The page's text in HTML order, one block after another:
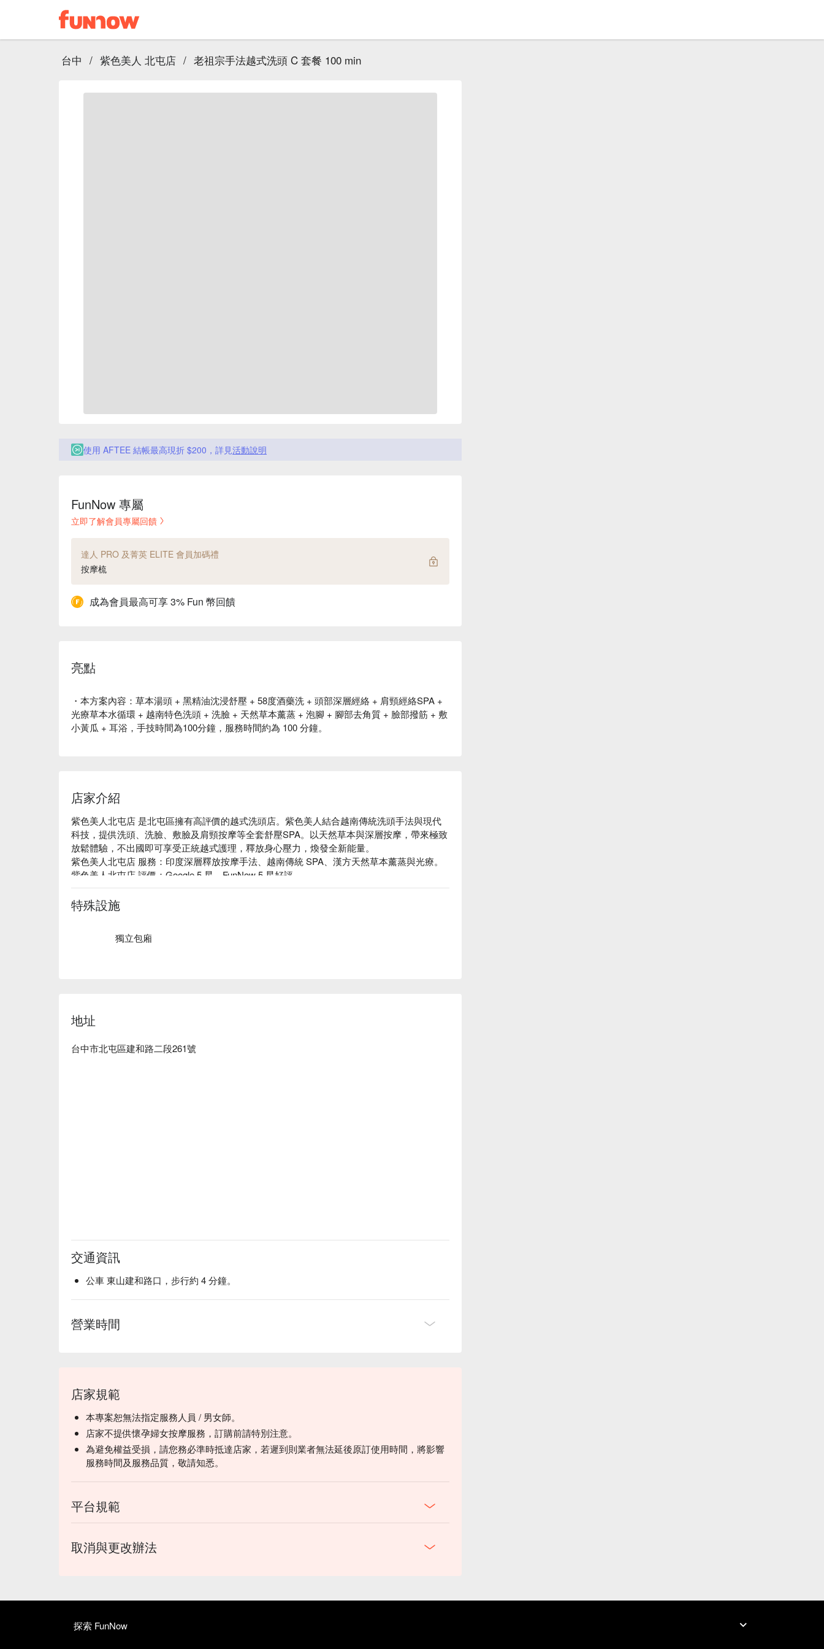
台中 / 紫色美人 北屯店 / 老祖宗手法越式洗頭 C 套餐 100 min
使用 AFTEE 結帳最高現折 $200，詳見活動說明
FunNow 專屬
立即了解會員專屬回饋
達人 PRO 及菁英 ELITE 會員加碼禮
按摩梳
成為會員最高可享 3% Fun 幣回饋
亮點
・本方案內容：草本湯頭 + 黑精油沈浸舒壓 + 58度酒藥洗 + 頭部深層經絡 + 肩頸經絡SPA +
光療草本水循環 + 越南特色洗頭 + 洗臉 + 天然草本薰蒸 + 泡腳 + 腳部去角質 + 臉部撥筋 + 敷
小黃瓜 + 耳浴，手技時間為100分鐘，服務時間約為 100 分鐘。
店家介紹
紫色美人北屯店 是北屯區擁有高評價的越式洗頭店。紫色美人結合越南傳統洗頭手法與現代
科技，提供洗頭、洗臉、敷臉及肩頸按摩等全套舒壓SPA。以天然草本與深層按摩，帶來極致
放鬆體驗，不出國即可享受正統越式護理，釋放身心壓力，煥發全新能量。
紫色美人北屯店 服務：印度深層釋放按摩手法、越南傳統 SPA、漢方天然草本薰蒸與光療。
紫色美人北屯店 評價：Google 5 星、FunNow 5 星好評
紫色美人北屯店 預約、價格、優惠立刻查看⬇︎
特殊設施
獨立包廂
地址
台中市北屯區建和路二段261號
交通資訊
公車 東山建和路口，步行約 4 分鐘。
營業時間
店家規範
本專案恕無法指定服務人員 / 男女師。
店家不提供懷孕婦女按摩服務，訂購前請特別注意。
為避免權益受損，請您務必準時抵達店家，若遲到則業者無法延後原訂使用時間，將影響
服務時間及服務品質，敬請知悉。
平台規範
取消與更改辦法
探索 FunNow